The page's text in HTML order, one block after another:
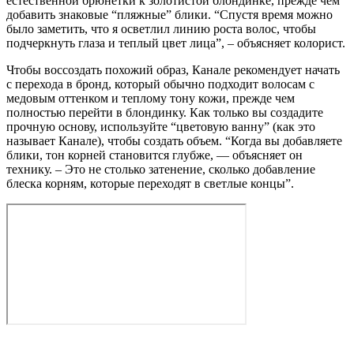
добавить знаковые “пляжные” блики. “Спустя время можно
было заметить, что я осветлил линию роста волос, чтобы
подчеркнуть глаза и теплый цвет лица”, – объясняет колорист.
Чтобы воссоздать похожий образ, Канале рекомендует начать
с перехода в бронд, который обычно подходит волосам с
медовым оттенком и теплому тону кожи, прежде чем
полностью перейти в блондинку. Как только вы создадите
прочную основу, используйте “цветовую ванну” (как это
называет Канале), чтобы создать объем. “Когда вы добавляете
блики, тон корней становится глубже, — объясняет он
технику. – Это не столько затенение, сколько добавление
блеска корням, которые переходят в светлые концы”.